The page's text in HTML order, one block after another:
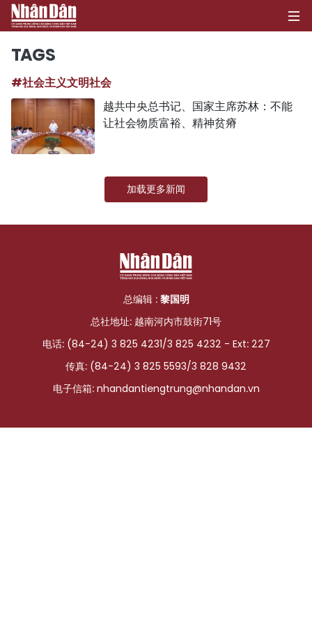
政治
社会
环保
文化
体育
国际
旅游
友谊桥梁
史海
TAGS
#社会主义文明社会
越共中央总书记、国家主席苏林：不能
让社会物质富裕、精神贫瘠
加载更多新闻
总编辑 : 黎国明
总社地址: 越南河内市鼓街71号
电话: (84-24) 3 825 4231/3 825 4232 - Ext: 227
传真: (84-24) 3 825 5593/3 828 9432
电子信箱: nhandantiengtrung@nhandan.vn